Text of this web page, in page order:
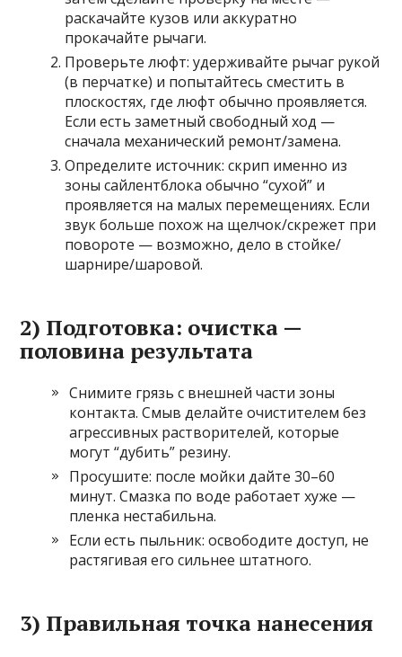
раскачайте кузов или аккуратно
прокачайте рычаги.
Проверьте люфт: удерживайте рычаг рукой
(в перчатке) и попытайтесь сместить в
плоскостях, где люфт обычно проявляется.
Если есть заметный свободный ход —
сначала механический ремонт/замена.
Определите источник: скрип именно из
зоны сайлентблока обычно “сухой” и
проявляется на малых перемещениях. Если
звук больше похож на щелчок/скрежет при
повороте — возможно, дело в стойке/
шарнире/шаровой.
2) Подготовка: очистка —
половина результата
Снимите грязь с внешней части зоны
контакта. Смыв делайте очистителем без
агрессивных растворителей, которые
могут “дубить” резину.
Просушите: после мойки дайте 30–60
минут. Смазка по воде работает хуже —
пленка нестабильна.
Если есть пыльник: освободите доступ, не
растягивая его сильнее штатного.
3) Правильная точка нанесения